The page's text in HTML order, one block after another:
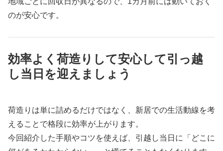
のが安心です。
効率よく荷造りして安心して引っ越
し当日を迎えましょう
荷造りは単に詰めるだけではなく、新居での生活動線を考
えることで格段に効率が上がります。
今回紹介した手順やコツを使えば、引越し当日に「どこに